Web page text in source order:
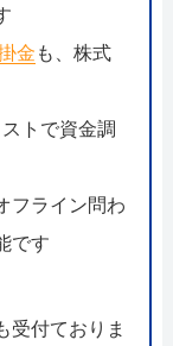
金 も、株式
トで資金調
フライン問わ
です
受付ておりま